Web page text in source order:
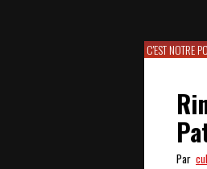
C'EST NOTRE
Par